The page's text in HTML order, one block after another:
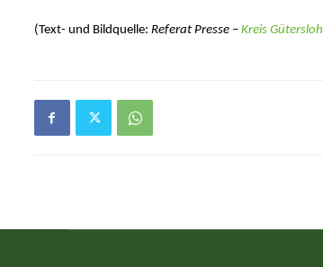
(Text- und Bildquelle: Referat Presse – Kreis Gütersloh